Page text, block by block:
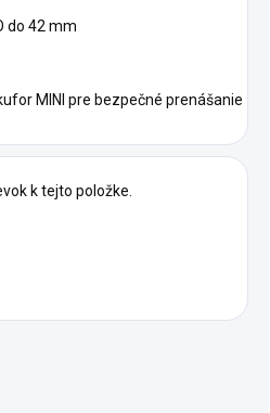
do 42 mm
MINI pre bezpečné prenášanie
k tejto položke.